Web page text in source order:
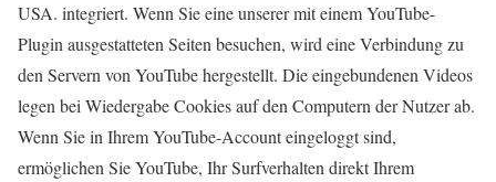
USA. integriert. Wenn Sie eine unserer mit einem YouTube-
Plugin ausgestatteten Seiten besuchen, wird eine Verbindung zu
den Servern von YouTube hergestellt. Die eingebundenen Videos
legen bei Wiedergabe Cookies auf den Computern der Nutzer ab.
Wenn Sie in Ihrem YouTube-Account eingeloggt sind,
ermöglichen Sie YouTube, Ihr Surfverhalten direkt Ihrem